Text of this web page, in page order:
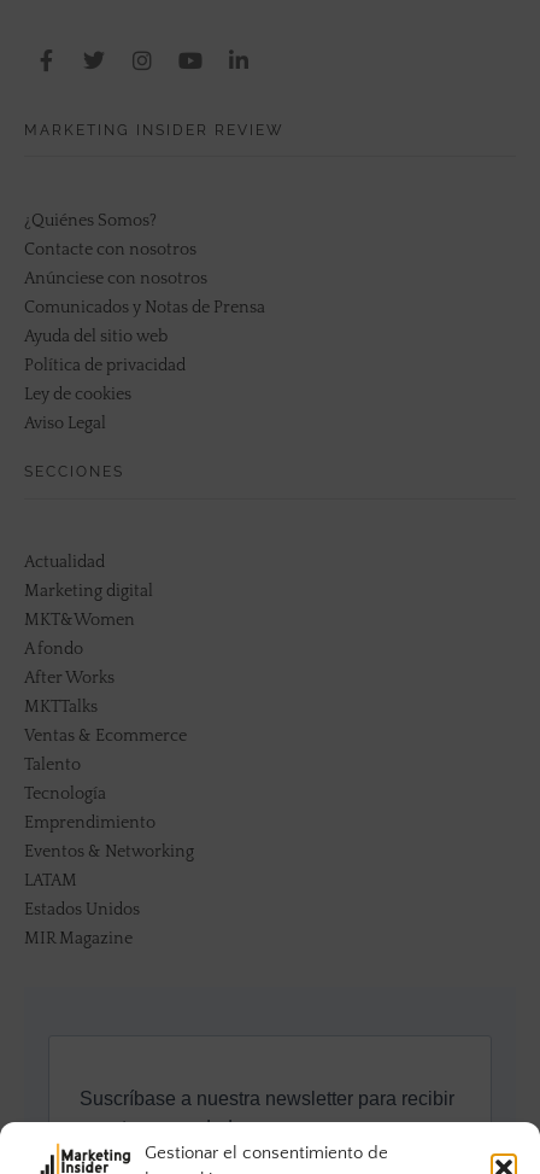
Gestionar el consentimiento de
MARKETING INSIDER REVIEW
¿Quiénes Somos?
Contacte con nosotros
Anúnciese con nosotros
Comunicados y Notas de Prensa
Ayuda del sitio web
Política de privacidad
Ley de cookies
Aviso Legal
SECCIONES
Actualidad
Marketing digital
MKT&Women
A fondo
After Works
MKTTalks
Ventas & Ecommerce
Talento
Tecnología
Emprendimiento
Eventos & Networking
LATAM
Estados Unidos
MIR Magazine